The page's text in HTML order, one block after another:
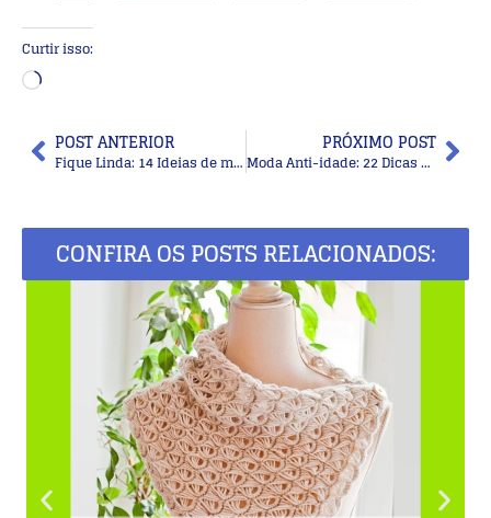
Curtir isso:
POST ANTERIOR
Fique Linda: 14 Ideias de maquiagens para asiáticas
PRÓXIMO POST
Moda Anti-idade: 22 Dicas para se vestir no outono
CONFIRA OS POSTS RELACIONADOS: